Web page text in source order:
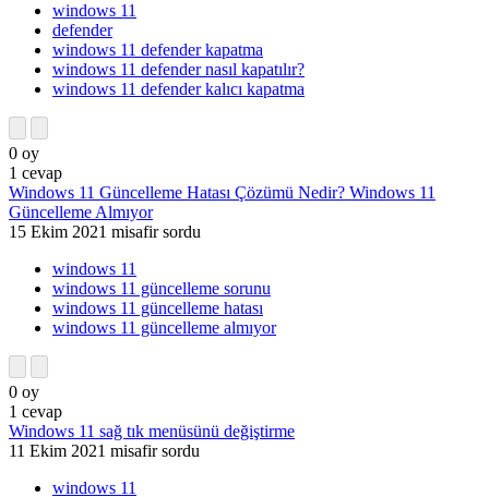
windows 11
defender
windows 11 defender kapatma
windows 11 defender nasıl kapatılır?
windows 11 defender kalıcı kapatma
0 oy
1 cevap
Windows 11 Güncelleme Hatası Çözümü Nedir? Windows 11
Güncelleme Almıyor
15 Ekim 2021 misafir sordu
windows 11
windows 11 güncelleme sorunu
windows 11 güncelleme hatası
windows 11 güncelleme almıyor
0 oy
1 cevap
Windows 11 sağ tık menüsünü değiştirme
11 Ekim 2021 misafir sordu
windows 11